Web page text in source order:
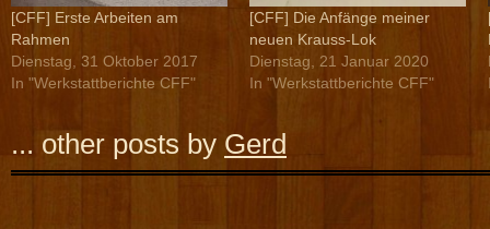
[CFF] Erste Arbeiten am
Rahmen
Dienstag, 31 Oktober 2017
In "Werkstattberichte CFF"
[CFF] Die Anfänge meiner
neuen Krauss-Lok
Dienstag, 21 Januar 2020
In "Werkstattberichte CFF"
... other posts by Gerd